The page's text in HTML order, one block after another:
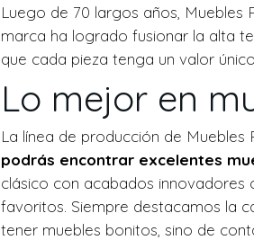
Luego de 70 largos años, Muebles
marca ha logrado fusionar la alta
que cada pieza tenga un valor
Lo mejor en
La línea de producción de Muebles
podrás encontrar excelentes
clásico con acabados innovadores
favoritos. Siempre destacamos la
tener muebles bonitos, sino de